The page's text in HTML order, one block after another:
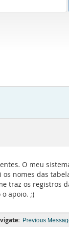
O meu
os nomes das
traz os registros
o apoio. ;)
Previous